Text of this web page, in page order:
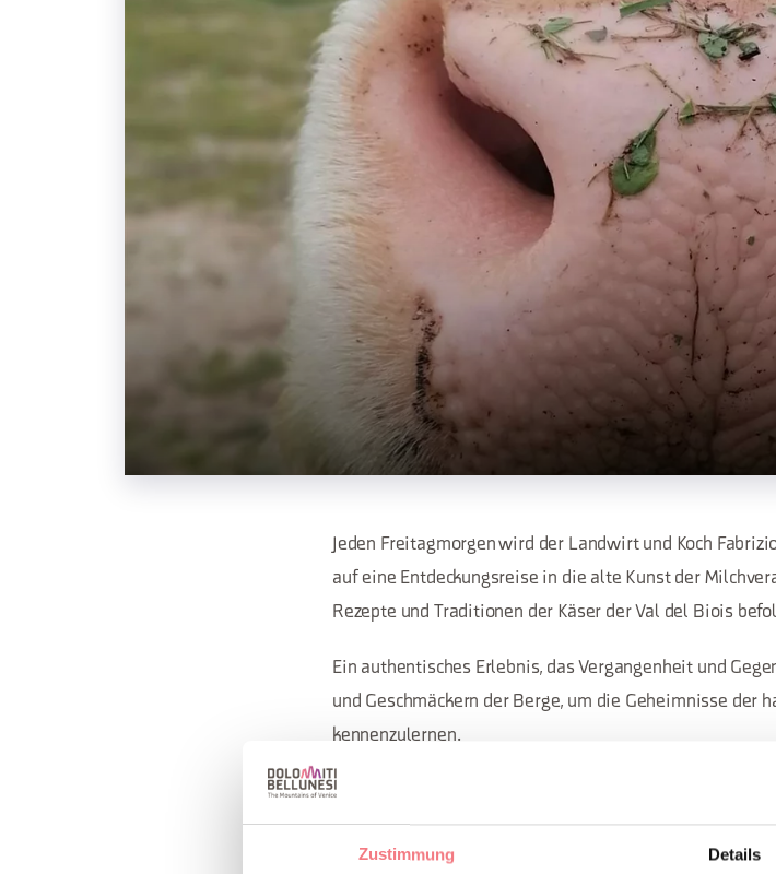
Zustimmung Details
Jeden Freitagmorgen wird der Landwirt und Koch
auf eine Entdeckungsreise in die alte Kunst der
Rezepte und Traditionen der Käser der Val del Biois
Ein authentisches Erlebnis, das Vergangenheit und
und Geschmäckern der Berge, um die Geheimnisse der
kennenzulernen.
Am Ende der Demonstration ist eine Verkostung von
Die Aktivität richtet sich an Erwachsene und Familien